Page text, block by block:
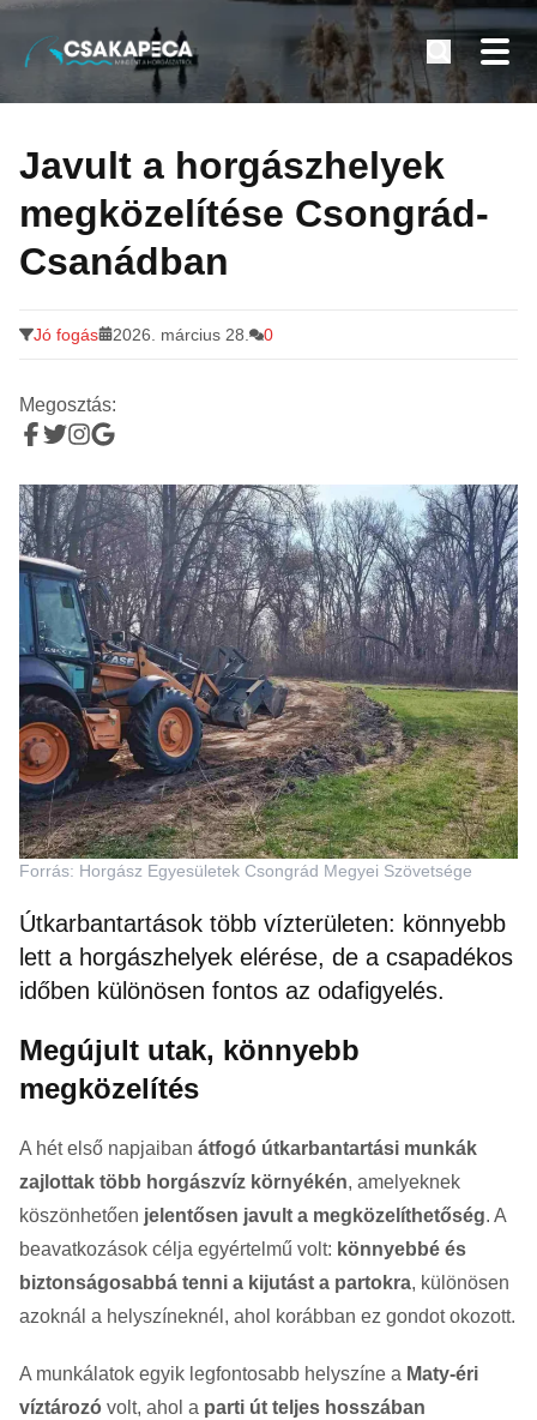
tartalomra
Minden a horgászatról
Javult a horgászhelyek
megközelítése Csongrád-
Csanádban
Jó fogás 2026. március 28. 0
Megosztás:
Forrás: Horgász Egyesületek Csongrád Megyei Szövetsége
Útkarbantartások több vízterületen: könnyebb
lett a horgászhelyek elérése, de a csapadékos
időben különösen fontos az odafigyelés.
Megújult utak, könnyebb
megközelítés
A hét első napjaiban átfogó útkarbantartási munkák
zajlottak több horgászvíz környékén, amelyeknek
köszönhetően jelentősen javult a megközelíthetőség. A
beavatkozások célja egyértelmű volt: könnyebbé és
biztonságosabbá tenni a kijutást a partokra, különösen
azoknál a helyszíneknél, ahol korábban ez gondot okozott.
A munkálatok egyik legfontosabb helyszíne a Maty-éri
víztározó volt, ahol a parti út teljes hosszában